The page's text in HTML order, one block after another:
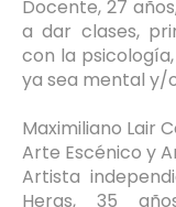
Docente, 27
a dar clases,
con la
ya sea mental y/
Maximiliano Lair
Arte Escénico y
Artista
Heras, 35